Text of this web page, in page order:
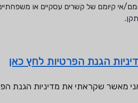
אי קיומם של קשרים עסקיים או
הגנת הפרטיות לחץ כאן
מאשר שקראתי את מדיניות הגנת